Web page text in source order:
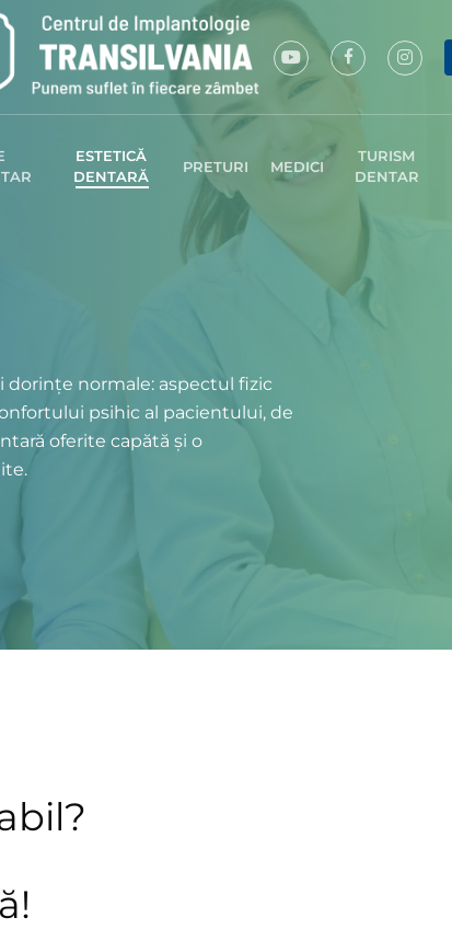
ESTETICĂ
DENTARĂ
PRETURI MEDICI
TURISM
DENTAR
dorințe normale: aspectul fizic
psihic al pacientului, de
oferite capătă și o